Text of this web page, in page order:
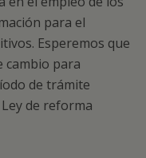
para el
Esperemos que
cambio para
de trámite
de reforma